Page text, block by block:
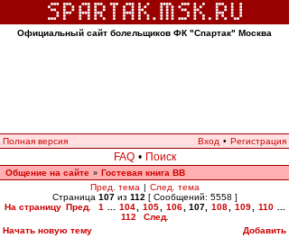
Официальный сайт болельщиков ФК "Спартак" Москва
Полная версия Вход • Регистрация
FAQ • Поиск
Общение на сайте » Гостевая книга ВВ
Пред. тема | След. тема
Страница 107из 112 [ Сообщений: 5558 ]
На страницу Пред. 1 104 105 106 107 108 109 110
112
След.
Начать новую тему
Добавить